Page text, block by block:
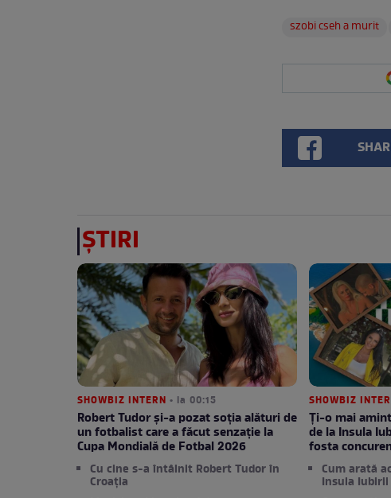
szobi cseh a murit
ȘTIRI
SHOWBIZ INTERN • la 00:15
Robert Tudor și-a pozat soția alături de
un fotbalist care a făcut senzație la
Cupa Mondială de Fotbal 2026
Cu cine s-a întâlnit Robert Tudor în
Croația
SHOWBIZ
Ți-o mai
de la Insula
fosta
Cum arată
Insula Iubirii